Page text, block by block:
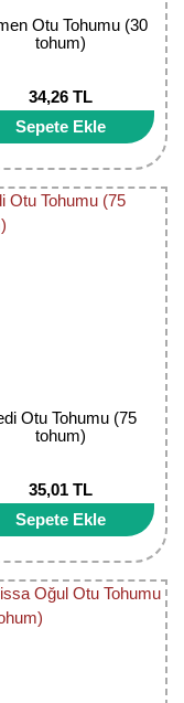
Otu Tohumu (30
tohum)
34,26 TL
Sepete Ekle
Otu Tohumu (75
tohum)
35,01 TL
Sepete Ekle